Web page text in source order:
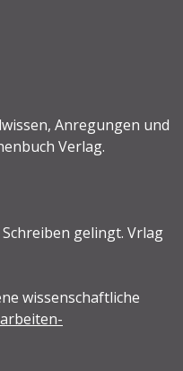
Anregungen und
Verlag.
gelingt. Vrlag
wissenschaftliche